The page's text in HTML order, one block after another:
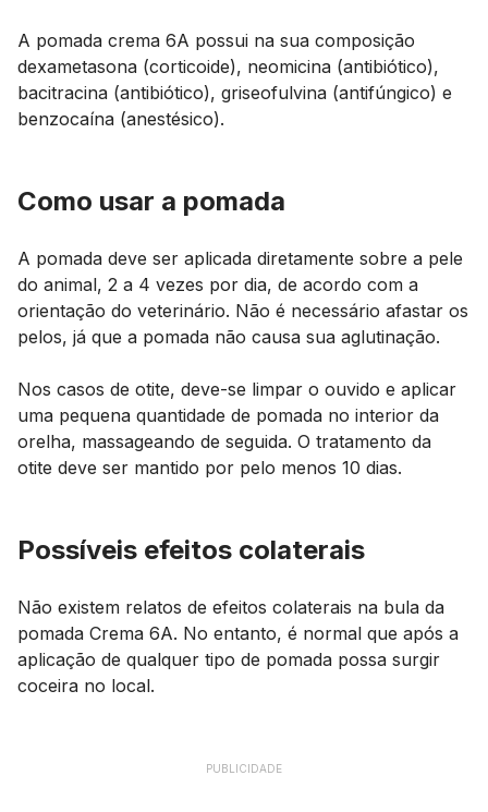
A pomada crema 6A possui na sua composição
dexametasona (corticoide), neomicina (antibiótico),
bacitracina (antibiótico), griseofulvina (antifúngico) e
benzocaína (anestésico).
Como usar a pomada
A pomada deve ser aplicada diretamente sobre a pele
do animal, 2 a 4 vezes por dia, de acordo com a
orientação do veterinário. Não é necessário afastar os
pelos, já que a pomada não causa sua aglutinação.
Nos casos de otite, deve-se limpar o ouvido e aplicar
uma pequena quantidade de pomada no interior da
orelha, massageando de seguida. O tratamento da
otite deve ser mantido por pelo menos 10 dias.
Possíveis efeitos colaterais
Não existem relatos de efeitos colaterais na bula da
pomada Crema 6A. No entanto, é normal que após a
aplicação de qualquer tipo de pomada possa surgir
coceira no local.
PUBLICIDADE